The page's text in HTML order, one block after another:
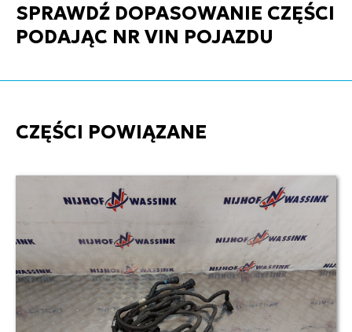
SPRAWDŹ DOPASOWANIE CZĘŚCI
PODAJĄC NR VIN POJAZDU
CZĘŚCI POWIĄZANE